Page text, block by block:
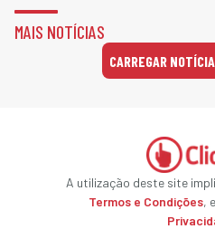
MAIS NOTÍCIAS
CARREGAR
A utilização deste site
Termos e Condições,